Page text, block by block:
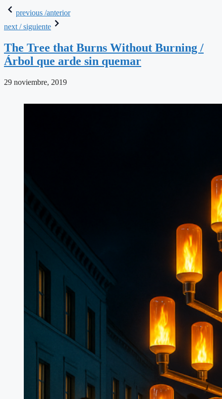
previous /anterior
next / siguiente
The Tree that Burns Without Burning /
Árbol que arde sin quemar
29 noviembre, 2019